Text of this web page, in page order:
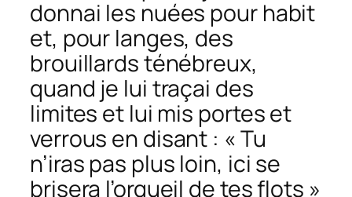
donnai les nuées pour habit
et, pour langes, des
brouillards ténébreux,
quand je lui traçai des
limites et lui mis portes et
verrous en disant : « Tu
n’iras pas plus loin, ici se
brisera l’orgueil de tes flots »